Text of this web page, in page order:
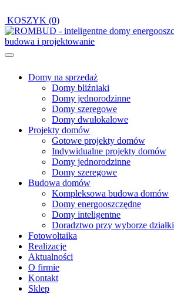
KOSZYK (0)
Domy na sprzedaż
Domy bliźniaki
Domy jednorodzinne
Domy szeregowe
Domy dwulokalowe
Projekty domów
Gotowe projekty domów
Indywidualne projekty domów
Domy jednorodzinne
Domy szeregowe
Budowa domów
Kompleksowa budowa domów
Domy energooszczędne
Domy inteligentne
Doradztwo przy wyborze działki
Fotowoltaika
Realizacje
Aktualności
O firmie
Kontakt
Sklep